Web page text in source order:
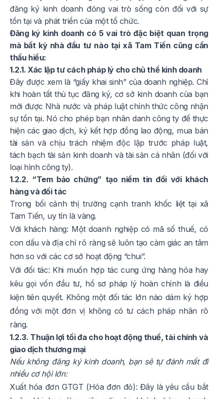
đăng ký kinh doanh đóng vai trò sống còn đối với sự
tồn tại và phát triển của một tổ chức.
Đăng ký kinh doanh có 5 vai trò đặc biệt quan trọng
mà bất kỳ nhà đầu tư nào tại xã Tam Tiến cũng cần
thấu hiểu:
1.2.1. Xác lập tư cách pháp lý cho chủ thể kinh doanh
Đây được xem là “giấy khai sinh” của doanh nghiệp. Chỉ
khi hoàn tất thủ tục đăng ký, cơ sở kinh doanh của bạn
mới được Nhà nước và pháp luật chính thức công nhận
sự tồn tại. Nó cho phép bạn nhân danh công ty để thực
hiện các giao dịch, ký kết hợp đồng lao động, mua bán
tài sản và chịu trách nhiệm độc lập trước pháp luật,
tách bạch tài sản kinh doanh và tài sản cá nhân (đối với
loại hình công ty).
1.2.2. “Tem bảo chứng” tạo niềm tin đối với khách
hàng và đối tác
Trong bối cảnh thị trường cạnh tranh khốc liệt tại xã
Tam Tiến, uy tín là vàng.
Với khách hàng: Một doanh nghiệp có mã số thuế, có
con dấu và địa chỉ rõ ràng sẽ luôn tạo cảm giác an tâm
hơn so với các cơ sở hoạt động “chui”.
Với đối tác: Khi muốn hợp tác cung ứng hàng hóa hay
kêu gọi vốn đầu tư, hồ sơ pháp lý hoàn chỉnh là điều
kiện tiên quyết. Không một đối tác lớn nào dám ký hợp
đồng với một đơn vị không có tư cách pháp nhân rõ
ràng.
1.2.3. Thuận lợi tối đa cho hoạt động thuế, tài chính và
giao dịch thương mại
Nếu không đăng ký kinh doanh, bạn sẽ tự đánh mất đi
nhiều cơ hội lớn:
Xuất hóa đơn GTGT (Hóa đơn đỏ): Đây là yêu cầu bắt